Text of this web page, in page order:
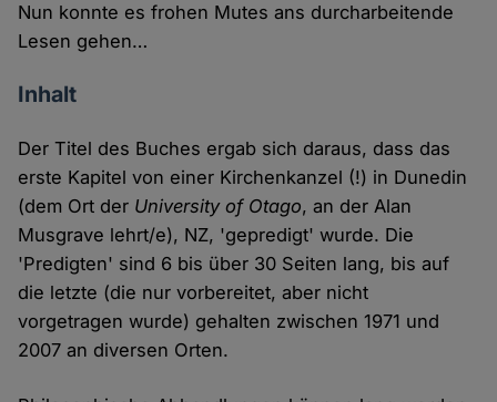
Nun konnte es frohen Mutes ans durcharbeitende
Lesen gehen…
Inhalt
Der Titel des Buches ergab sich daraus, dass das
erste Kapitel von einer Kirchenkanzel (!) in Dunedin
(dem Ort der University of Otago, an der Alan
Musgrave lehrt/e), NZ, 'gepredigt' wurde. Die
'Predigten' sind 6 bis über 30 Seiten lang, bis auf
die letzte (die nur vorbereitet, aber nicht
vorgetragen wurde) gehalten zwischen 1971 und
2007 an diversen Orten.